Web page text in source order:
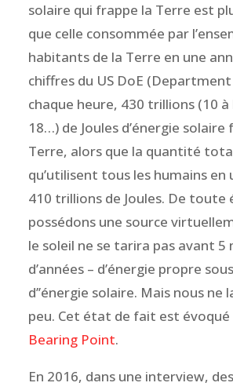
solaire qui frappe la Terre est
que celle consommée par
habitants de la Terre en une
chiffres du US DoE
chaque heure, 430 trillions (10 à
18…) de Joules d’énergie
Terre, alors que la quantité
qu’utilisent tous les humains en
410 trillions de Joules. De toute
possédons une source
le soleil ne se tarira pas avant 5
d’années – d’énergie propre
d’’énergie solaire. Mais nous ne
peu. Cet état de fait est évoqué
Bearing Point.
En 2016, dans une interview, des